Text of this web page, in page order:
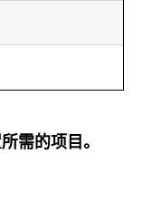
需的项目。